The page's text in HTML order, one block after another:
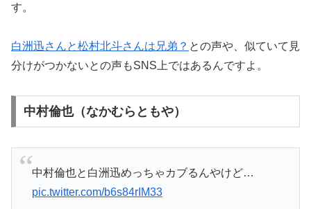
す。
白洲迅さんと松村北斗さんは兄弟？ との声や、 似ていて見
分けがつかないとの声もSNS上ではあるんですよ。
中村倫也（なかむらともや）
中村倫也と白洲迅めっちゃカブるんやけど…
pic.twitter.com/b6s84rIM33